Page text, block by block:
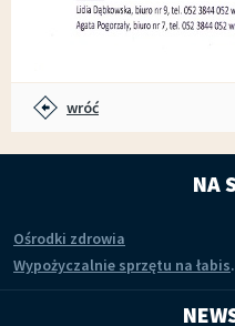
wróć
NA
Ośrodki zdrowia